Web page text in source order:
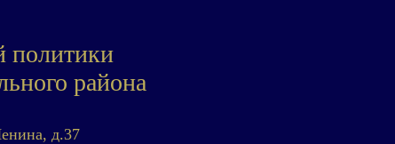
политики
района
д.37